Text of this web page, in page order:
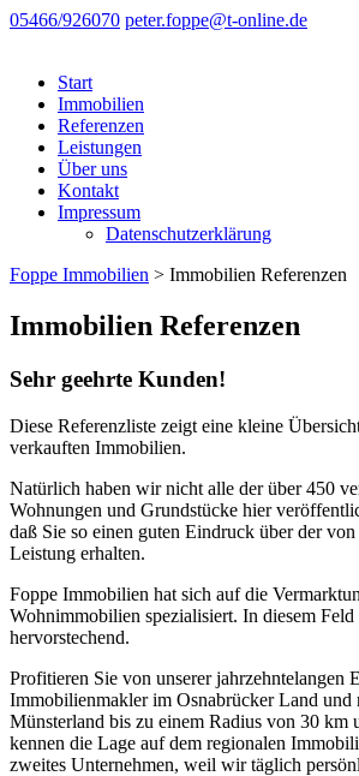
05466/926070 peter.foppe@t-online.de
Start
Immobilien
Referenzen
Leistungen
Über uns
Kontakt
Impressum
Datenschutzerklärung
Foppe Immobilien > Immobilien Referenzen
Immobilien Referenzen
Sehr geehrte Kunden!
Diese Referenzliste zeigt eine kleine
verkauften Immobilien.
Natürlich haben wir nicht alle der über 450
Wohnungen und Grundstücke hier
daß Sie so einen guten Eindruck über der von
Leistung erhalten.
Foppe Immobilien hat sich auf die
Wohnimmobilien spezialisiert. In diesem
hervorstechend.
Profitieren Sie von unserer jahrzehntelangen
Immobilienmakler im Osnabrücker Land und
Münsterland bis zu einem Radius von 30
kennen die Lage auf dem regionalen
zweites Unternehmen, weil wir täglich